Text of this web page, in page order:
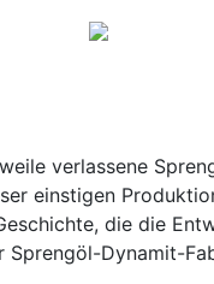
verlassene
einstigen
die die
Dynamit-